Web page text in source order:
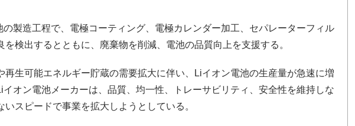
製造工程で、電極コーティング、電極カレンダー加工、セパレーターフィル
を検出するとともに、廃棄物を削減、電池の品質向上を支援する。
生可能エネルギー貯蔵の需要拡大に伴い、Liイオン電池の生産量が急速に増
イオン電池メーカーは、品質、均一性、トレーサビリティ、安全性を維持しな
いスピードで事業を拡大しようとしている。